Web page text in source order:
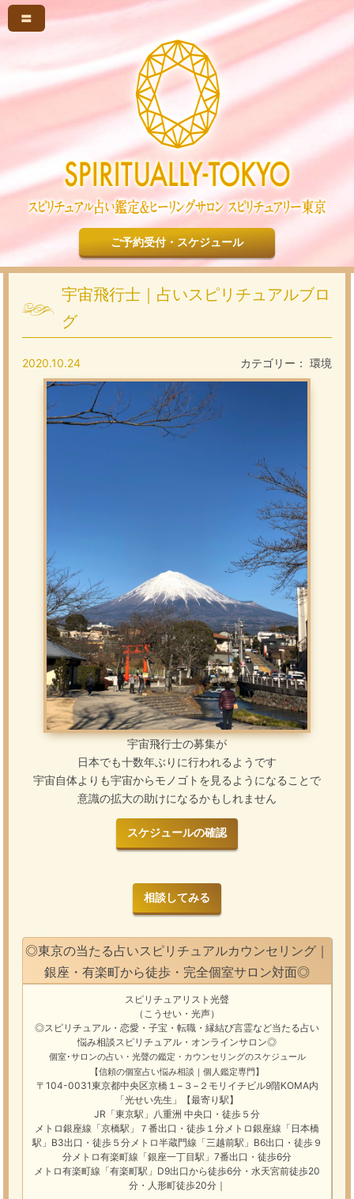
〓
ご予約受付・スケジュール
宇宙飛行士｜占いスピリチュアルブロ
グ
カテゴリー： 環境
2020.10.24
宇宙飛行士の募集が
日本でも十数年ぶりに行われるようです
宇宙自体よりも宇宙からモノゴトを見るようになることで
意識の拡大の助けになるかもしれません
スケジュールの確認
相談してみる
◎東京の当たる占いスピリチュアルカウンセリング｜
銀座・有楽町から徒歩・完全個室サロン対面◎
スピリチュアリスト光聲
（こうせい・光声）
◎スピリチュアル・恋愛・子宝・転職・縁結び言霊など当たる占い
悩み相談スピリチュアル・オンラインサロン◎
個室･サロンの占い・光聲の鑑定・カウンセリングのスケジュール
【信頼の個室占い悩み相談｜個人鑑定専門】
〒104-0031東京都中央区京橋１−３−２モリイチビル9階KOMA内
「光せい先生」【最寄り駅】
JR「東京駅」八重洲 中央口・徒歩５分
メトロ銀座線「京橋駅」７番出口・徒歩１分メトロ銀座線「日本橋
駅」B3出口・徒歩５分メトロ半蔵門線「三越前駅」B6出口・徒歩９
分メトロ有楽町線「銀座一丁目駅」7番出口・徒歩6分
メトロ有楽町線「有楽町駅」D9出口から徒歩6分・水天宮前徒歩20
分・人形町徒歩20分｜